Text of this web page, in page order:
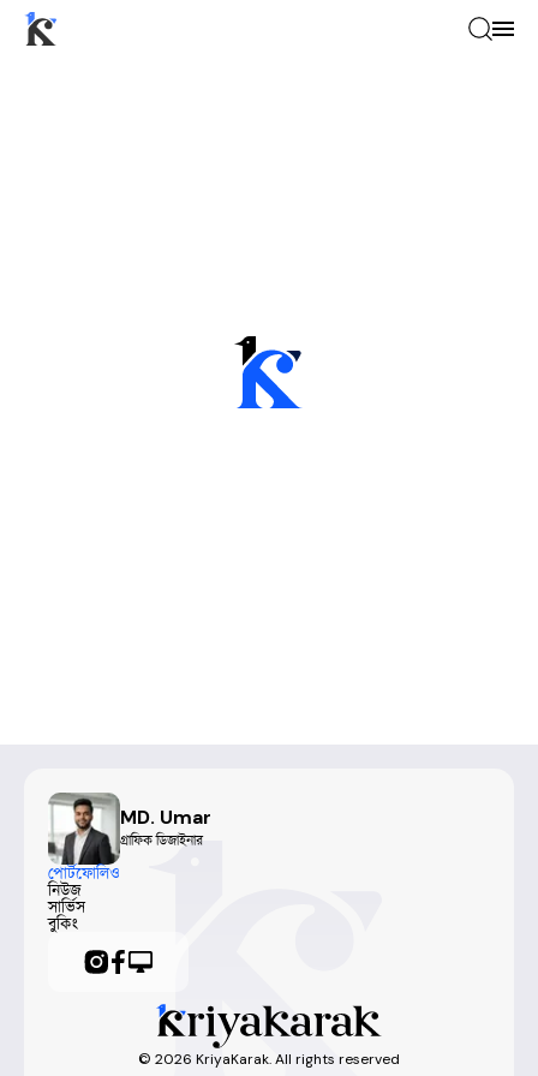
MD. Umar
গ্রাফিক ডিজাইনার
পোর্টফোলিও
নিউজ
সার্ভিস
বুকিং
© 2026 KriyaKarak. All rights reserved